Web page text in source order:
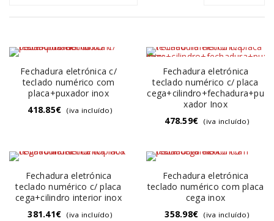
Fechadura eletrónica c/
teclado numérico com
placa+puxador inox
418.85€ (iva incluído)
Fechadura eletrónica
teclado numérico c/ placa
cega+cilindro+fechadura+pu
xador Inox
478.59€ (iva incluído)
Fechadura eletrónica
teclado numérico c/ placa
cega+cilindro interior inox
381.41€ (iva incluído)
Fechadura eletrónica
teclado numérico com placa
cega inox
358.98€ (iva incluído)